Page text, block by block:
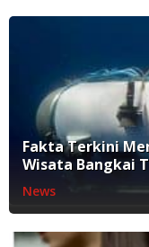
Fakta Terkini
Wisata Bangkai
Atlantik
News